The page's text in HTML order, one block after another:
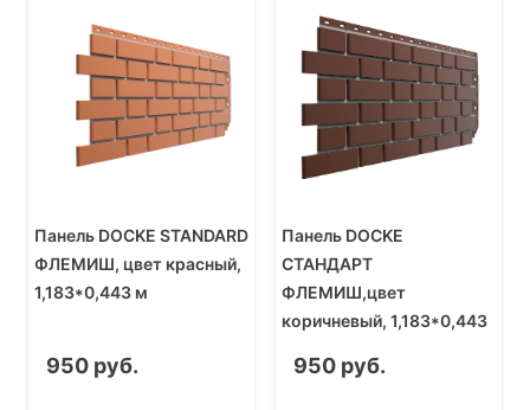
Панель DOCKE STANDARD
ФЛЕМИШ, цвет красный,
1,183*0,443 м
950 руб.
Панель DOCKE
СТАНДАРТ
ФЛЕМИШ,цвет
коричневый, 1,183*0,443
950 руб.